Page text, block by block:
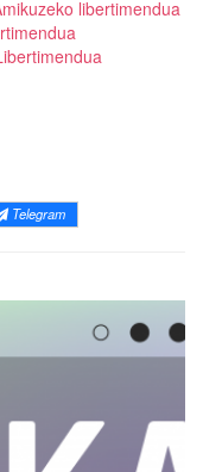
libertimendua
Telegram